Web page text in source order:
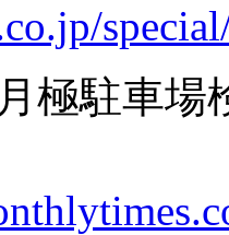
極駐車